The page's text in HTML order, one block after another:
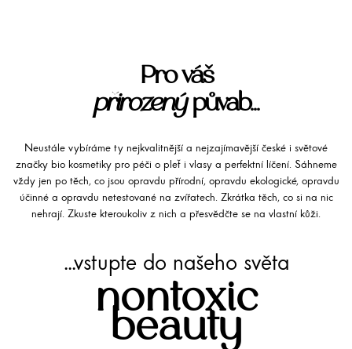
Pro váš
přirozenýpůvab...
Neustále vybíráme ty nejkvalitnější a nejzajímavější české i světové
značky bio kosmetiky pro péči o pleť i vlasy a perfektní líčení. Sáhneme
vždy jen po těch, co jsou opravdu přírodní, opravdu ekologické, opravdu
účinné a opravdu netestované na zvířatech. Zkrátka těch, co si na nic
nehrají. Zkuste kteroukoliv z nich a přesvědčte se na vlastní kůži.
...vstupte do našeho světa
nontoxic
beauty